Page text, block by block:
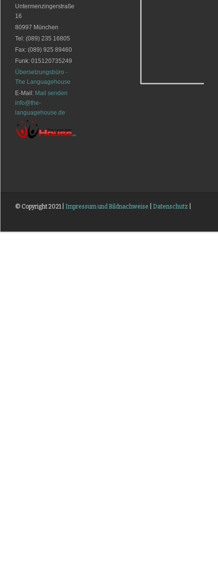
Untermenzingerstraße
16
80997 München
Tel: (089) 235 16805
Fax: (089) 925 89460
Funk: 015120735249
Übersetzungsbüro -
The Languagehouse
E-Mail: Mail senden
info@the-
languagehouse.de
© Copyright 2021 | Impressum und Bildnachweise Datenschutz